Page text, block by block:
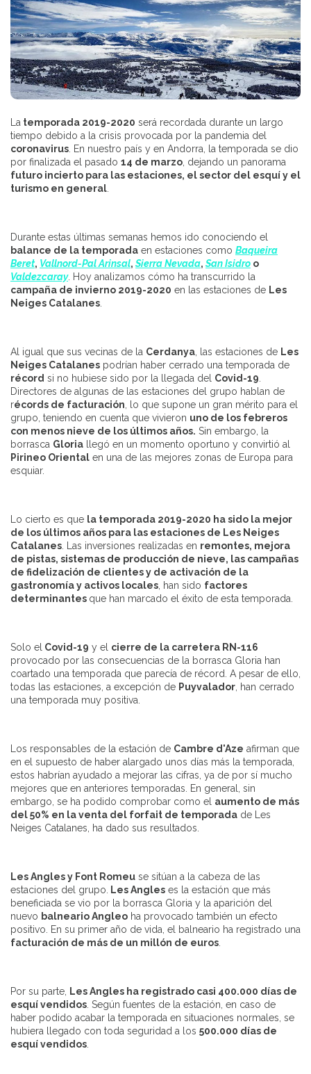
La temporada 2019-2020 será recordada durante un largo
tiempo debido a la crisis provocada por la pandemia del
coronavirus . En nuestro país y en Andorra, la temporada se dio
por finalizada el pasado 14 de marzo , dejando un panorama
futuro incierto para las estaciones, el sector del esquí y el
turismo en general
Durante estas últimas semanas hemos ido conociendo el
balance de la temporada en estaciones como Baqueira
Beret, Vallnord-Pal Arinsal, Sierra Nevada, San Isidro o
Valdezcaray. Hoy analizamos cómo ha transcurrido la
campaña de invierno 2019-2020 en las estaciones de Les
Neiges Catalanes
Al igual que sus vecinas de la Cerdanya , las estaciones de Les
Neiges Catalanes podrían haber cerrado una temporada de
récord si no hubiese sido por la llegada del Covid-19
Directores de algunas de las estaciones del grupo hablan de
récords de facturación , lo que supone un gran mérito para el
grupo, teniendo en cuenta que vivieron uno de los febreros
con menos nieve de los últimos años. Sin embargo, la
borrasca Gloria llegó en un momento oportuno y convirtió al
Pirineo Oriental en una de las mejores zonas de Europa para
esquiar.
Lo cierto es que la temporada 2019-2020 ha sido la mejor
de los últimos años para las estaciones de Les Neiges
Catalanes . Las inversiones realizadas en remontes, mejora
de pistas, sistemas de producción de nieve, las campañas
de fidelización de clientes y de activación de la
gastronomía y activos locales , han sido factores
determinantes que han marcado el éxito de esta temporada.
Solo el Covid-19 y el cierre de la carretera RN-116
provocado por las consecuencias de la borrasca Gloria han
coartado una temporada que parecía de récord. A pesar de ello,
todas las estaciones, a excepción de Puyvalador , han cerrado
una temporada muy positiva.
Los responsables de la estación de Cambre d'Aze afirman que
en el supuesto de haber alargado unos días más la temporada,
estos habrían ayudado a mejorar las cifras, ya de por sí mucho
mejores que en anteriores temporadas. En general, sin
embargo, se ha podido comprobar como el aumento de más
del 50% en la venta del forfait de temporada de Les
Neiges Catalanes, ha dado sus resultados.
Les Angles y Font Romeu se sitúan a la cabeza de las
estaciones del grupo.
Les Angles es la estación que más
beneficiada se vio por la borrasca Gloria y la aparición del
nuevo balneario Angleo ha provocado también un efecto
positivo. En su primer año de vida, el balneario ha registrado una
facturación de más de un millón de euros
Por su parte,
Les Angles ha registrado casi 400.000 días de
esquí vendidos . Según fuentes de la estación, en caso de
haber podido acabar la temporada en situaciones normales, se
hubiera llegado con toda seguridad a los 500.000 días de
esquí vendidos